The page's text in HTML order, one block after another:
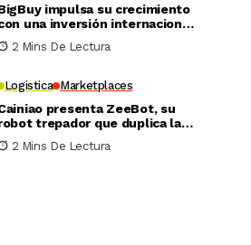
impulsa su crecimiento
una inversión internacional
de 4 millones
2 Mins De Lectura
Logistica Marketplaces
presenta ZeeBot, su
trepador que duplica la
eficiencia de almacenamiento
recogida en pruebas reales
2 Mins De Lectura